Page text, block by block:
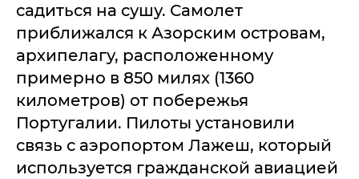
садиться на сушу. Самолет
приближался к Азорским островам,
архипелагу, расположенному
примерно в 850 милях (1360
километров) от побережья
Португалии. Пилоты установили
связь с аэропортом Лажеш, который
используется гражданской авиацией